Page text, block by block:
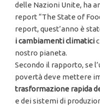
delle Nazioni Unite, ha
report “The State of
report, quest’anno è
i cambiamenti climatici
nostro pianeta.
Secondo il rapporto, se
povertà deve mettere
trasformazione rapida
e dei sistemi di